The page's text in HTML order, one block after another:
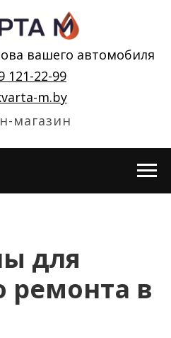
вашего автомобиля
121-22-99
m.by
магазин
для
ремонта в